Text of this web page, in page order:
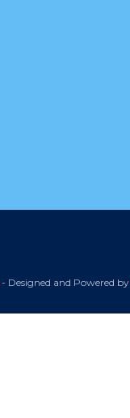
- Designed and Powered by